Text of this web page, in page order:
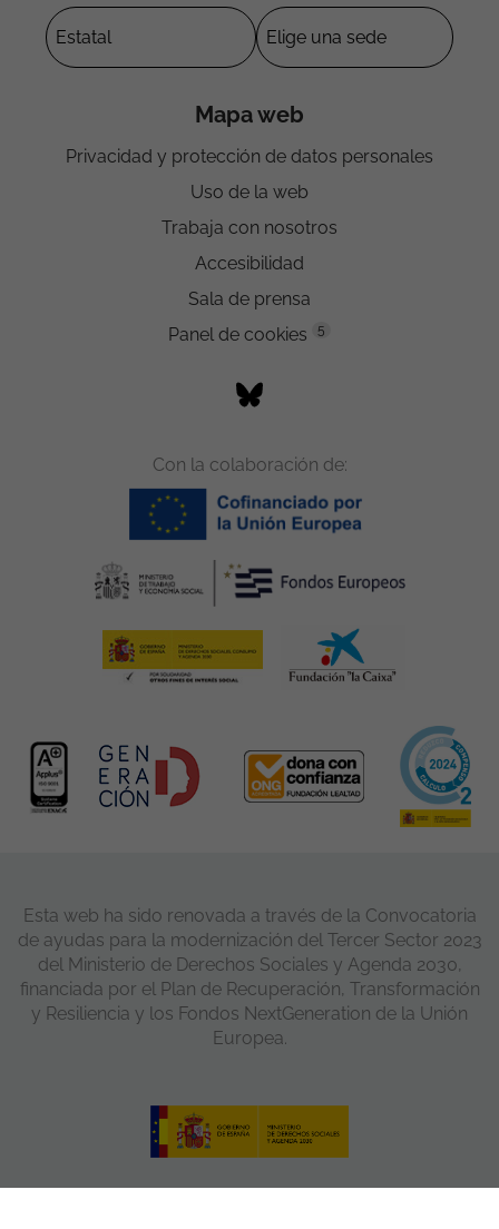
Mapa web
Privacidad y protección de datos personales
Uso de la web
Trabaja con nosotros
Accesibilidad
Sala de prensa
Panel de cookies
5
Con la colaboración de:
Esta web ha sido renovada a través de la Convocatoria
de ayudas para la modernización del Tercer Sector 2023
del Ministerio de Derechos Sociales y Agenda 2030,
financiada por el Plan de Recuperación, Transformación
y Resiliencia y los Fondos NextGeneration de la Unión
Europea.